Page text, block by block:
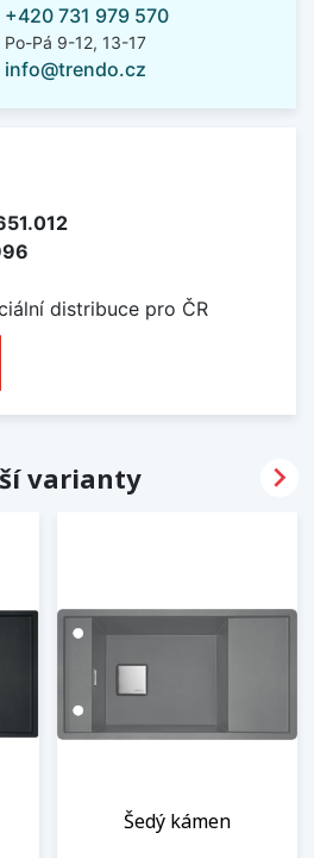
+420 731 979 570
Po-Pá 9-12, 13-17
info@trendo.cz
distribuce pro ČR
varianty
Šedý kámen
